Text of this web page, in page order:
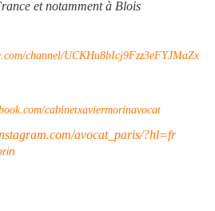
et notamment à Blois
channel/UCKHu8bIcj9Fzz3eFYJMaZx
cabinetxaviermorinavocat
avocat_paris/?hl=fr